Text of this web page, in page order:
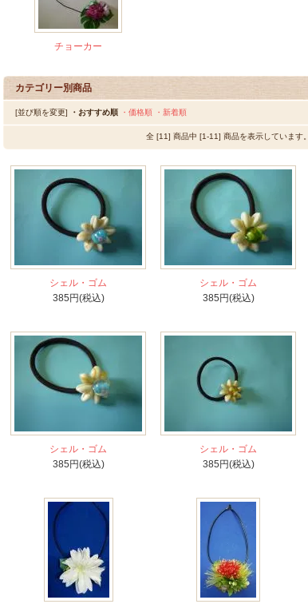
チョーカー
カテゴリー別商品
[並び順を変更] ・おすすめ順 ・価格順 ・新着順
全 [11] 商品中 [1-11] 商品を表示しています。
シェル・ゴム
385円(税込)
シェル・ゴム
385円(税込)
シェル・ゴム
385円(税込)
シェル・ゴム
385円(税込)